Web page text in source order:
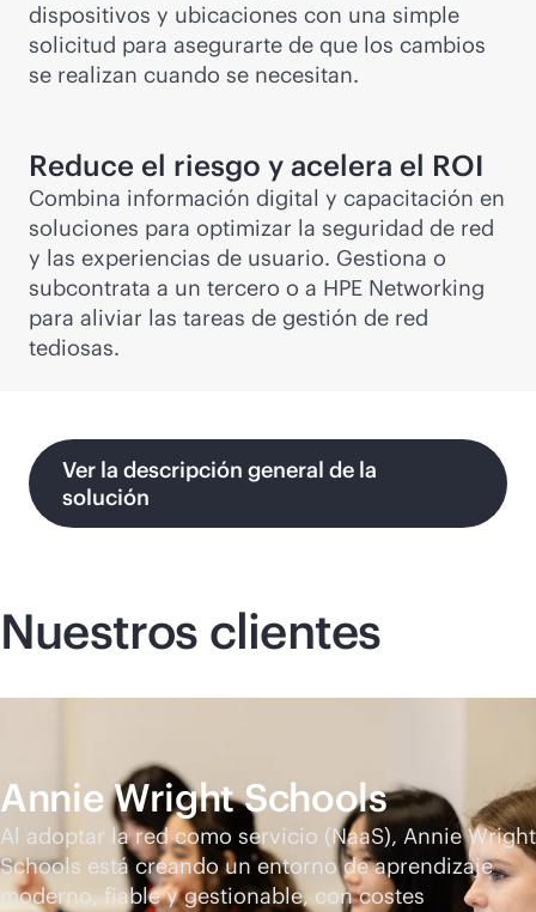
dispositivos y ubicaciones con una simple
solicitud para asegurarte de que los cambios
se realizan cuando se necesitan.
Reduce el riesgo y acelera el ROI
Combina información digital y capacitación en
soluciones para optimizar la seguridad de red
y las experiencias de usuario. Gestiona o
subcontrata a un tercero o a HPE Networking
para aliviar las tareas de gestión de red
tediosas.
Ver la descripción general de la
solución
Nuestros clientes
Annie Wright Schools
Al adoptar la red como servicio (NaaS), Annie Wright
Schools está creando un entorno de aprendizaje
moderno, fiable y gestionable, con costes